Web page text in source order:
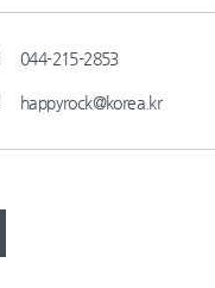
044-215-2853
happyrock@korea.kr